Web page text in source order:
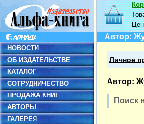
НОВОСТИ
ОБ ИЗДАТЕЛЬСТВЕ
КАТАЛОГ
СОТРУДНИЧЕСТВО
ПРОДАЖА КНИГ
АВТОРЫ
ГАЛЕРЕЯ
Автор:
Личное
Автор:
Поиск